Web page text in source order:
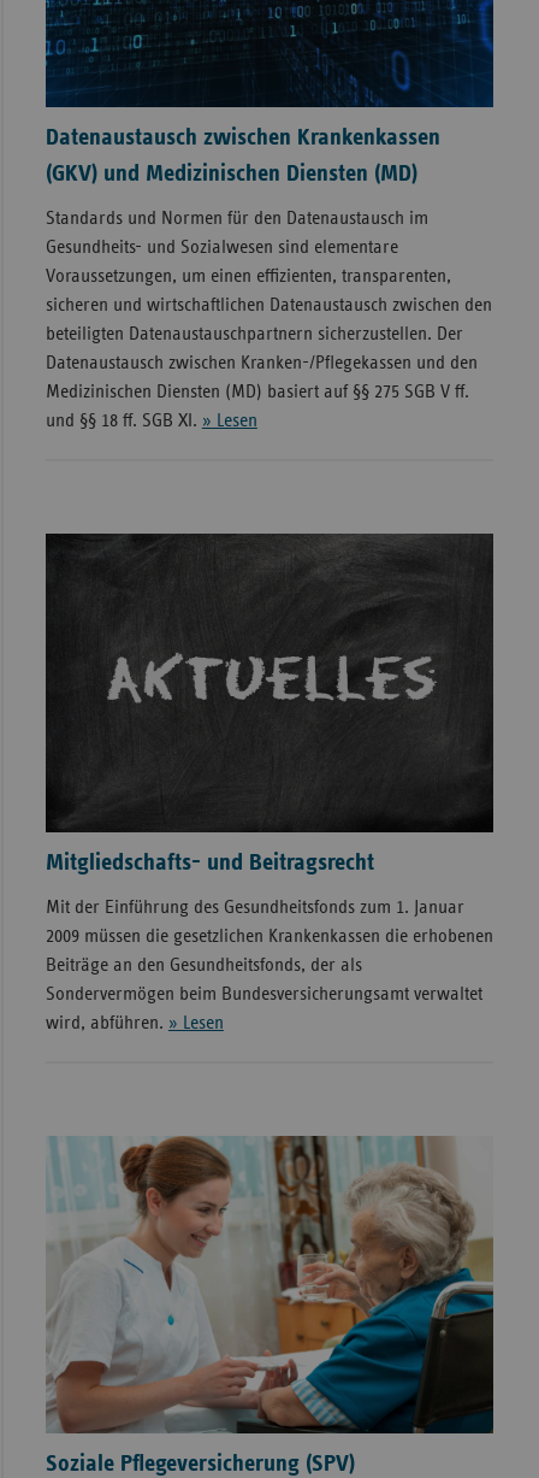
Datenaustausch zwischen Krankenkassen
(GKV) und Medizinischen Diensten (MD)
Standards und Normen für den Datenaustausch im
Gesundheits- und Sozialwesen sind elementare
Voraussetzungen, um einen effizienten, transparenten,
sicheren und wirtschaftlichen Datenaustausch zwischen den
beteiligten Datenaustauschpartnern sicherzustellen. Der
Datenaustausch zwischen Kranken-/Pflegekassen und den
Medizinischen Diensten (MD) basiert auf §§ 275 SGB V ff.
und §§ 18 ff. SGB XI. » Lesen
Mitgliedschafts- und Beitragsrecht
Mit der Einführung des Gesundheitsfonds zum 1. Januar
2009 müssen die gesetzlichen Krankenkassen die erhobenen
Beiträge an den Gesundheitsfonds, der als
Sondervermögen beim Bundesversicherungsamt verwaltet
wird, abführen. » Lesen
Soziale Pflegeversicherung (SPV)